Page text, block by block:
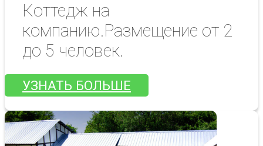
Коттедж на
компанию.Размещение от 2
до 5 человек.
УЗНАТЬ БОЛЬШЕ